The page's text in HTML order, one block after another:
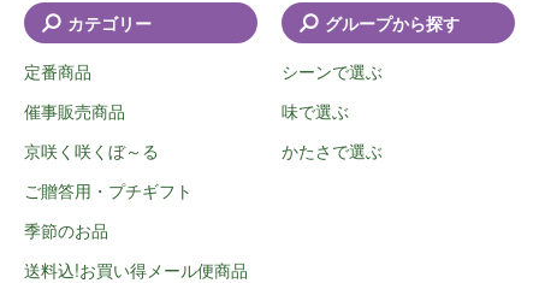
カテゴリー
定番商品
催事販売商品
京咲く咲くぼ～る
ご贈答用・プチギフト
季節のお品
送料込!お買い得メール便商品
グループから探す
シーンで選ぶ
味で選ぶ
かたさで選ぶ